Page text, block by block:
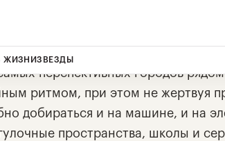
ЖИЗНИЗВЕЗДЫ
перспективных городов
ритмом, при этом не жертвуя
добираться и на машине, и на
пространства, школы и